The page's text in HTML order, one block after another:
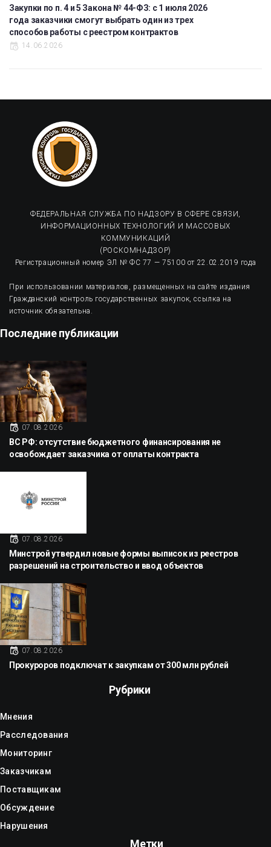
Закупки по п. 4 и 5 Закона № 44-ФЗ: с 1 июля 2026
года заказчики смогут выбрать один из трех
способов работы с реестром контрактов
14.06.2026
ФЕДЕРАЛЬНАЯ СЛУЖБА ПО НАДЗОРУ В СФЕРЕ СВЯЗИ,
ИНФОРМАЦИОННЫХ ТЕХНОЛОГИЙ И МАССОВЫХ
КОММУНИКАЦИЙ
(РОСКОМНАДЗОР)
Регистрационный номер ЭЛ № ФС 77 — 75100 от 22.02.2019 года
При использовании материалов, размещенных на сайте издания
Гражданский контроль государственных закупок, ссылка на
источник обязательна.
Последние публикации
07.08.2026
ВС РФ: отсутствие бюджетного финансирования не
освобождает заказчика от оплаты контракта
07.08.2026
Минстрой утвердил новые формы выписок из реестров
разрешений на строительство и ввод объектов
07.08.2026
Прокуроров подключат к закупкам от 300 млн рублей
Рубрики
Мнения
Расследования
Мониторинг
Заказчикам
Поставщикам
Обсуждение
Нарушения
Метки